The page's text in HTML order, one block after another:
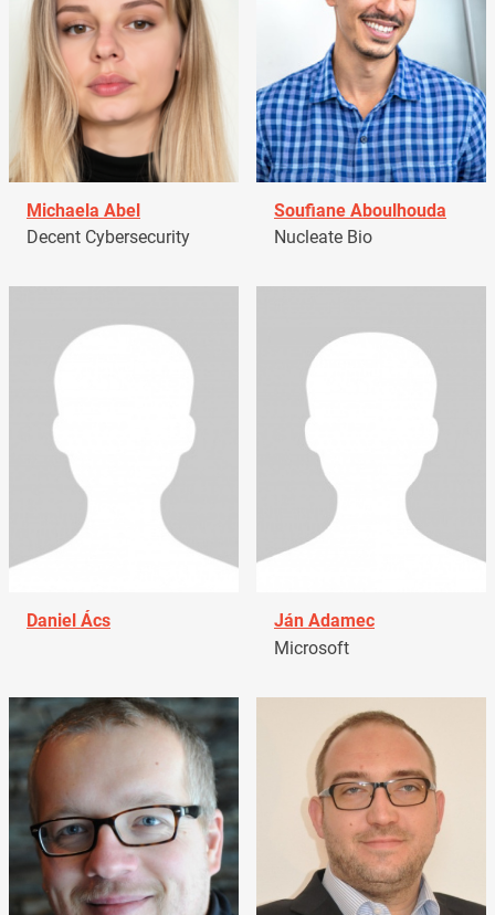
Michaela Abel
Decent Cybersecurity
Soufiane Aboulhouda
Nucleate Bio
Daniel Ács
Ján Adamec
Microsoft